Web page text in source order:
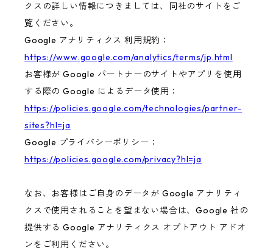
クスの詳しい情報につきましては、同社のサイトをご
覧ください。
Google アナリティクス 利用規約：
https://www.google.com/analytics/terms/jp.html
お客様が Google パートナーのサイトやアプリを使用
する際の Google によるデータ使用：
https://policies.google.com/technologies/partner-
sites?hl=ja
Google プライバシーポリシー：
https://policies.google.com/privacy?hl=ja
なお、お客様はご自身のデータが Google アナリティ
クスで使用されることを望まない場合は、Google 社の
提供する Google アナリティクス オプトアウト アドオ
ンをご利用ください。